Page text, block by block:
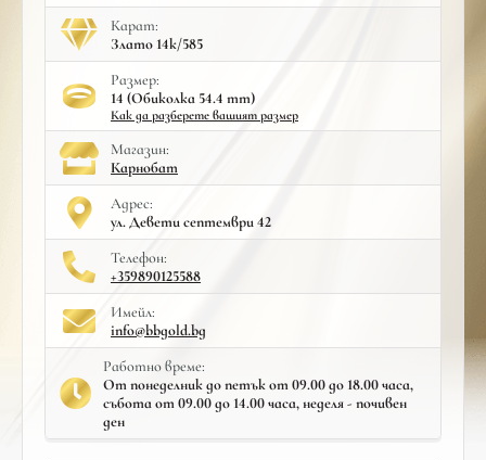
Карат:
Злато 14к/585
Размер:
14 (Обиколка 54.4 mm)
Как да разберете вашият размер
Mагазин:
Карнобат
Адрес:
ул. Девети септември 42
Телефон:
+359890125588
Имейл:
info@bbgold.bg
Работно време:
От понеделник до петък от 09.00 до 18.00 часа,
събота от 09.00 до 14.00 часа, неделя - почивен
ден